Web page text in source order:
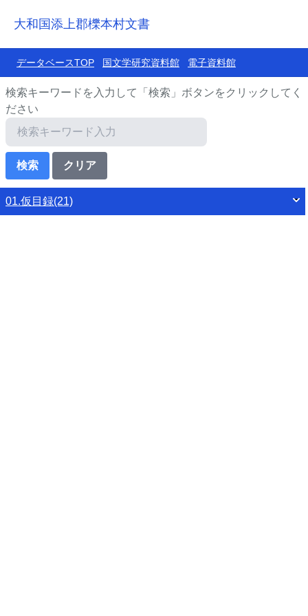
大和国添上郡櫟本村文書
データベースTOP 国文学研究資料館 電子資料館
検索キーワードを入力して「検索」ボタンをクリックしてく
ださい
01.仮目録(21)